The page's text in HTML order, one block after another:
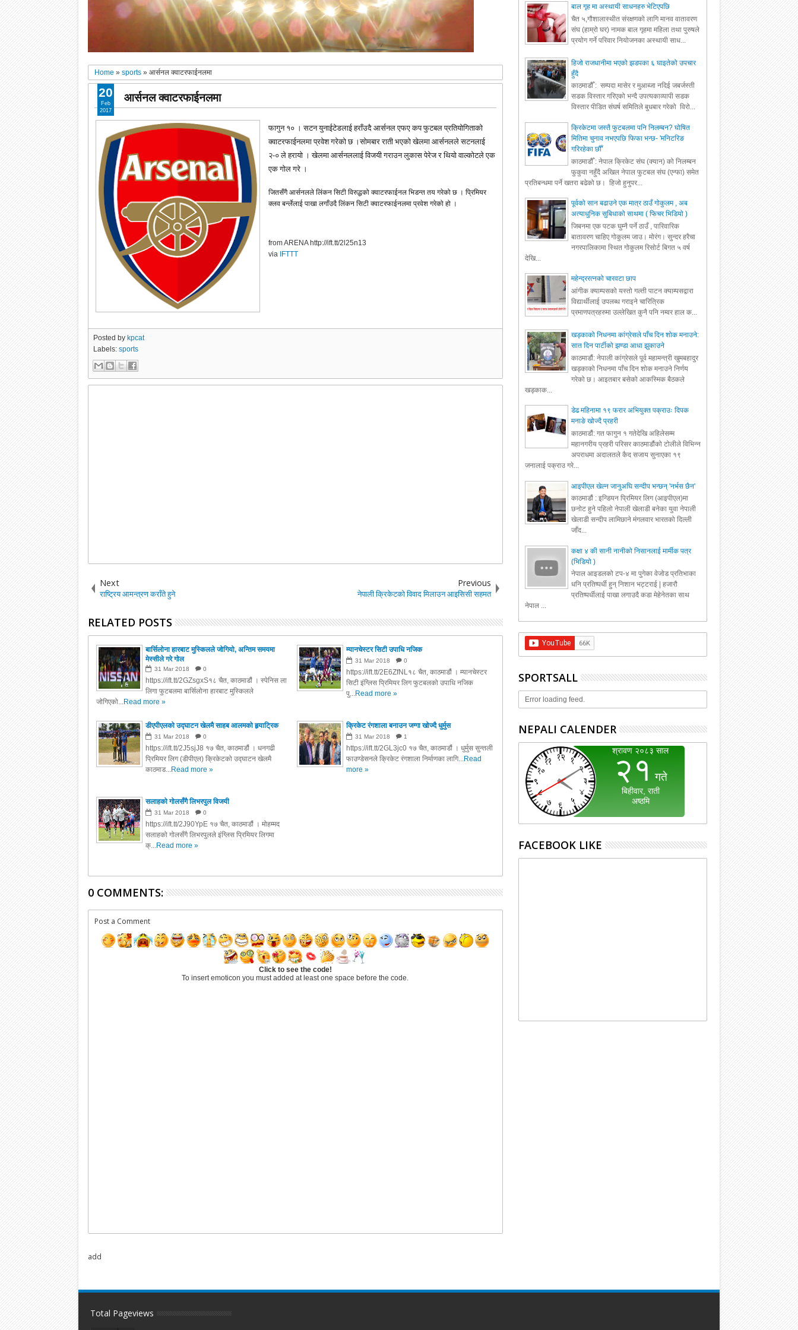
Home »sports »आर्सनल क्वाटरफाईनलमा
आर्सनल क्वाटरफाईनलमा
फागुन १० । सटन युनाईटेडलाई हराँउदै आर्सनल एफए कप फुटबल प्रतियोगिताको
क्वाटरफाईनलमा प्रवेश गरेको छ ।सोमबार राती भएको खेलमा आर्सनलले सटनलाई
२-० ले हरायो । खेलमा आर्सनललाई विजयी गराउन लुकास पेरेज र थियो वाल्कोटले एक
एक गोल गरे ।
जितसँगै आर्सनलले लिंकन सिटी विरुद्धको क्वाटरफाईनल भिडन्त तय गरेको छ । प्रिमियर
क्लव बर्न्लेलाई पाखा लगाँउदै लिंकन सिटी क्वाटरफाईनलमा प्रवेश गरेको हो ।
from ARENA http://ift.tt/2l25n13
via IFTTT
20
Feb
2017
Posted by kpcat
Labels:sports
Next
राष्ट्रिय आमन्त्रण कराँते हुने
Previous
नेपाली क्रिकेटको विवाद मिलाउन आइसिसी सहमत
RELATED POSTS
बार्सिलोना हारबाट मुस्किलले जोगियो, अन्तिम समयमा
मेस्सीले गरे गोल
31 Mar 2018 0
https://ift.tt/2GZsgxS१८ चैत, काठमाडौं । स्पेनिस ला
लिगा फुटबलमा बार्सिलोना हारबाट मुस्किलले
जोगिएको...Read more »
म्यानचेस्टर सिटी उपाधि नजिक
31 Mar 2018 0
https://ift.tt/2E6ZfNL१८ चैत, काठमाडौं । म्यानचेस्टर
सिटी इंग्लिस प्रिमियर लिग फुटबलको उपाधि नजिक
पु...Read more »
डीएपीएलको उद्घाटन खेलमै साहब आलमको हृयाट्रिक
31 Mar 2018 0
https://ift.tt/2J5sjJ8 १७ चैत, काठमाडौं । धनगढी
प्रिमियर लिग (डीपीएल) क्रिकेटको उद्घाटन खेलमै
काठमाड...Read more »
क्रिकेट रंगशाला बनाउन जग्गा खोज्दै धुर्मुस
31 Mar 2018 1
https://ift.tt/2GL3jc0 १७ चैत, काठमाडौं । धुर्मुस सुन्तली
फाउण्डेसनले क्रिकेट रंगशाला निर्माणका लागि...Read
more »
सलाहको गोलसँगै लिभरपुल विजयी
31 Mar 2018 0
https://ift.tt/2J90YpE १७ चैत, काठमाडौं । मोहम्मद
सलाहको गोलसँगै लिभरपुलले इंग्लिस पि्रमियर लिगमा
क्...Read more »
0 COMMENTS:
Post a Comment
Click to see the code!
To insert emoticon you must added at least one space before the code.
add
बाल गृह मा अस्थायी साधनहरु भेटिएपछि
चैत ५,गौशालास्थीत संरक्षणको लागि मानव वातावरण
संघ (हाम्रो घर) नामक बाल गृहमा महिला तथा पुरुषले
प्रयोग गर्ने परिवार नियोजनका अस्थायी साध...
हिजो राजधानीमा भएको झडपका ६ घाइतेको उपचार
हुँदै
काठमाडौँ : सम्पदा मासेर र मुआब्जा नदिई जबर्जस्ती
सडक विस्तार गरिएको भन्दै उपत्यकाव्यापी सडक
विस्तार पीडित संघर्ष समितिले बुधबार गरेको विरो...
क्रिकेटमा जस्तै फुटबलमा पनि निलम्बन? घोषित
मितिमा चुनाव नभएपछि फिफा भन्छ- 'मनिटरिङ
गरिरहेका छौँ'
काठमाडौँ : नेपाल क्रिकेट संघ (क्यान) को निलम्बन
फुकुवा नहुँदै अखिल नेपाल फुटबल संघ (एन्फा) समेत
प्रतिबन्धमा पर्ने खतरा बढेको छ। हिजो हुनुपर...
पूर्वको सान बढाउने एक मात्र ठाउँ गोकुलम , अब
अत्याधुनिक सुबिधाको साथमा ( फिचर भिडियो )
जिबनमा एक पटक घुम्नै पर्ने ठाउँ , पारिवारिक
बातावरण चाहिए गोकुलम जाउ। मोरंग। सुन्दर हरैचा
नगरपालिकामा स्थित गोकुलम रिसोर्ट बिगत ५ वर्ष
देखि...
महेन्द्ररत्नको चारवटा छाप
आंगीक क्याम्पसको यस्तो गल्ती पाटन क्याम्पसद्वारा
विद्यार्थीलाई उपलब्ध गराइने चारित्रिक
प्रमाणपत्रहरुमा उल्लेखित कुनै पनि नम्वर हाल क...
खड्काको निधनमा कांग्रेसले पाँच दिन शोक मनाउने:
सात दिन पार्टीको झण्डा आधा झुकाउने
काठमाडौं: नेपाली कांग्रेसले पूर्व महामन्त्री खुमबहादुर
खड्काको निधनमा पाँच दिन शोक मनाउने निर्णय
गरेको छ। आइतबार बसेको आकस्मिक बैठकले
खड्काक...
डेढ महिनामा १९ फरार अभियुक्त पक्राउः दिपक
मनाङे खोज्दै प्रहरी
काठमाडौं: गत फागुन १ गतेदेखि अहिलेसम्म
महानगरीय प्रहरी परिसर काठमाडौंको टोलीले विभिन्न
अपराधमा अदालतले कैद सजाय सुनाएका १९
जनालाई पक्राउ गरे...
आइपीएल खेल्न जानुअघि सन्दीप भन्छन् 'नर्भस छैन'
काठमाडौं : इन्डियन प्रिमियर लिग (आइपीएल)मा
छनोट हुने पहिलो नेपाली खेलाडी बनेका युवा नेपाली
खेलाडी सन्दीप लामिछाने मंगलवार भारतको दिल्ली
जाँद...
कक्षा ४ की सानी नानीको निसानलाई मार्मीक पत्र
(भिडियो )
नेपाल आइडलको टप-४ मा पुगेका वेजोड प्रतिभाका
धनि प्रतिष्पर्धी हुन् निशान भट्टराई | हजारौ
प्रतिष्पर्धीलाई पाखा लगाउदै कडा मेहेनेतका साथ
नेपाल ...
SPORTSALL
Error loading feed.
NEPALI CALENDER
FACEBOOK LIKE
Total Pageviews